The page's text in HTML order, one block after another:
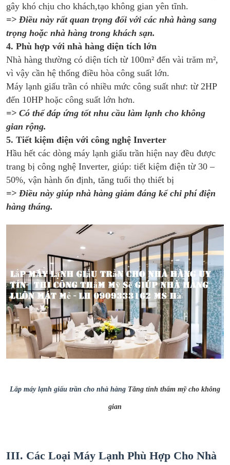
gây khó chịu cho khách,tạo không gian yên tĩnh.
=> Điều này rất quan trọng đối với các nhà hàng sang
trọng hoặc nhà hàng trong khách sạn.
4. Phù hợp với nhà hàng diện tích lớn
Nhà hàng thường có diện tích từ 100m² đến vài trăm m²,
vì vậy cần hệ thống điều hòa công suất lớn.
Máy lạnh giấu trần có nhiều mức công suất như: từ 2HP
đến 10HP hoặc công suất lớn hơn.
=> Có thể đáp ứng tốt nhu cầu làm lạnh cho không
gian rộng.
5. Tiết kiệm điện với công nghệ Inverter
Hầu hết các dòng máy lạnh giấu trần hiện nay đều được
trang bị công nghệ Inverter, giúp: tiết kiệm điện từ 30 –
50%, vận hành ổn định, tăng tuổi thọ thiết bị
=> Điều này giúp nhà hàng giảm đáng kể chi phí điện
hàng tháng.
Lắp máy lạnh giấu trần cho nhà hàng Tăng tính thẩm mỹ cho không
gian
III. Các Loại Máy Lạnh Phù Hợp Cho Nhà